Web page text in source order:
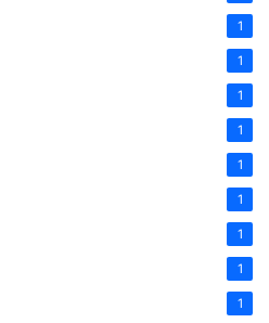
1
1
1
1
1
1
1
1
1